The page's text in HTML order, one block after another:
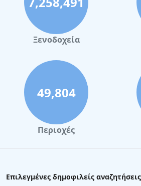
Ξενοδοχεία
49,804
Περιοχές
Επιλεγμένες δημοφιλείς αναζητήσεις